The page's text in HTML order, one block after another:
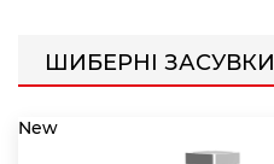
ШИБЕРНІ ЗАСУВКИ
New